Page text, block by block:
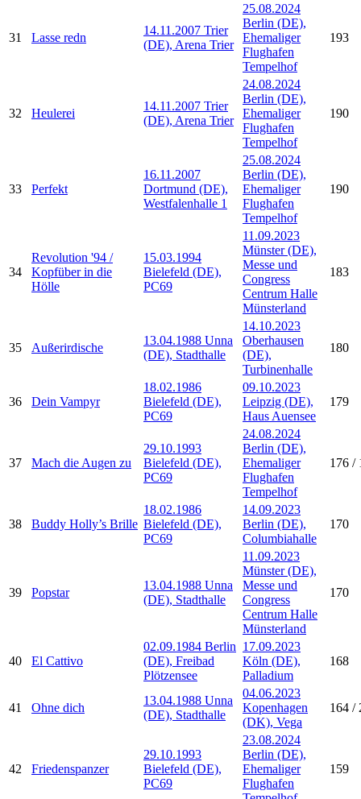
31 Lasse redn
14.11.2007 Trier
(DE), Arena Trier
25.08.2024
Berlin (DE),
Ehemaliger
Flughafen
Tempelhof
193
32 Heulerei
14.11.2007 Trier
(DE), Arena Trier
24.08.2024
Berlin (DE),
Ehemaliger
Flughafen
Tempelhof
190
33 Perfekt
16.11.2007
Dortmund (DE),
Westfalenhalle 1
25.08.2024
Berlin (DE),
Ehemaliger
Flughafen
Tempelhof
190
34
Revolution '94 /
Kopfüber in die
Hölle
15.03.1994
Bielefeld (DE),
PC69
11.09.2023
Münster (DE),
Messe und
Congress
Centrum Halle
Münsterland
183
35 Außerirdische
13.04.1988 Unna
(DE), Stadthalle
14.10.2023
Oberhausen
(DE),
Turbinenhalle
180
36 Dein Vampyr
18.02.1986
Bielefeld (DE),
PC69
09.10.2023
Leipzig (DE),
Haus Auensee
179
37 Mach die Augen zu
29.10.1993
Bielefeld (DE),
PC69
24.08.2024
Berlin (DE),
Ehemaliger
Flughafen
Tempelhof
176 /
38 Buddy Holly’s Brille
18.02.1986
Bielefeld (DE),
PC69
14.09.2023
Berlin (DE),
Columbiahalle
170
39 Popstar
13.04.1988 Unna
(DE), Stadthalle
11.09.2023
Münster (DE),
Messe und
Congress
Centrum Halle
Münsterland
170
40 El Cattivo
02.09.1984 Berlin
(DE), Freibad
Plötzensee
17.09.2023
Köln (DE),
Palladium
168
41 Ohne dich
13.04.1988 Unna
(DE), Stadthalle
04.06.2023
Kopenhagen
(DK), Vega
164 /
42 Friedenspanzer
29.10.1993
Bielefeld (DE),
PC69
23.08.2024
Berlin (DE),
Ehemaliger
Flughafen
159